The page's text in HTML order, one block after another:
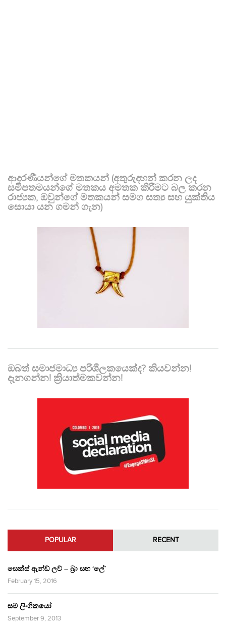
ආදරණීයන්ගේ මතකයන් (අතුරුදහන් කරන ලද
සමීපතමයන්ගේ මතකය අමතක කිරීමට බල කරන
රාජ්‍යක, ඔවුන්ගේ මතකයන් සමග සත්‍ය සහ යුක්තිය
සොයා යන ගමන් ගැන)
ඔබත් සමාජමාධ්‍ය පරිශීලකයෙක්ද? කියවන්න!
දැනගන්න! ක්‍රියාත්මකවන්න!
POPULAR RECENT
සෙක්ස් ඇන්ඩ් ලව් – බ්‍රා සහ ‘ලේ’
February 15, 2016
සම ලිංගිකයෝ
September 9, 2013